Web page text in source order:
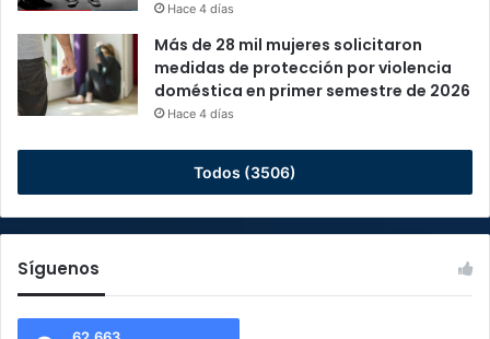
Hace 4 días
Más de 28 mil mujeres solicitaron
medidas de protección por violencia
doméstica en primer semestre de 2026
Hace 4 días
Todos (3506)
Síguenos